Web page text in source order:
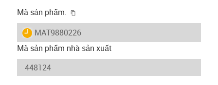
Mã sản phẩm.
igus-icon-lieferzeit
MAT9880226
Mã sản phẩm nhà sản xuất